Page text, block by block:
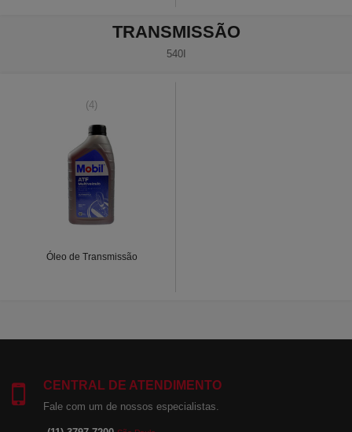
TRANSMISSÃO
540I
(4)
Óleo de Transmissão
CENTRAL DE ATENDIMENTO
Fale com um de nossos especialistas.